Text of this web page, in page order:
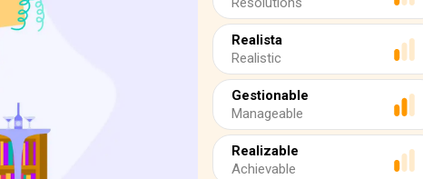
Realista
Realistic
Gestionable
Manageable
Realizable
Achievable